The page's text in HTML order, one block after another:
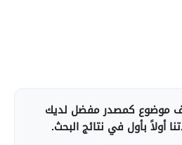
موضوع كمصدر مفضل لديك
أولاً بأول في نتائج البحث.